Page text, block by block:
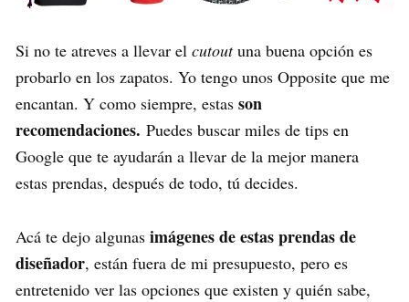
Si no te atreves a llevar el cutoutuna buena opción es
probarlo en los zapatos. Yo tengo unos Opposite que me
encantan. Y como siempre, estas son
recomendaciones. Puedes buscar miles de tips en
Google que te ayudarán a llevar de la mejor manera
estas prendas, después de todo, tú decides.
Acá te dejo algunas imágenes de estas prendas de
diseñador, están fuera de mi presupuesto, pero es
entretenido ver las opciones que existen y quién sabe,